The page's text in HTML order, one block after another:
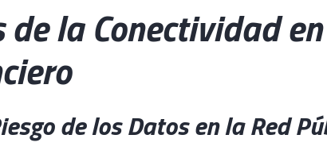
de la Conectividad
de los Datos en la Red